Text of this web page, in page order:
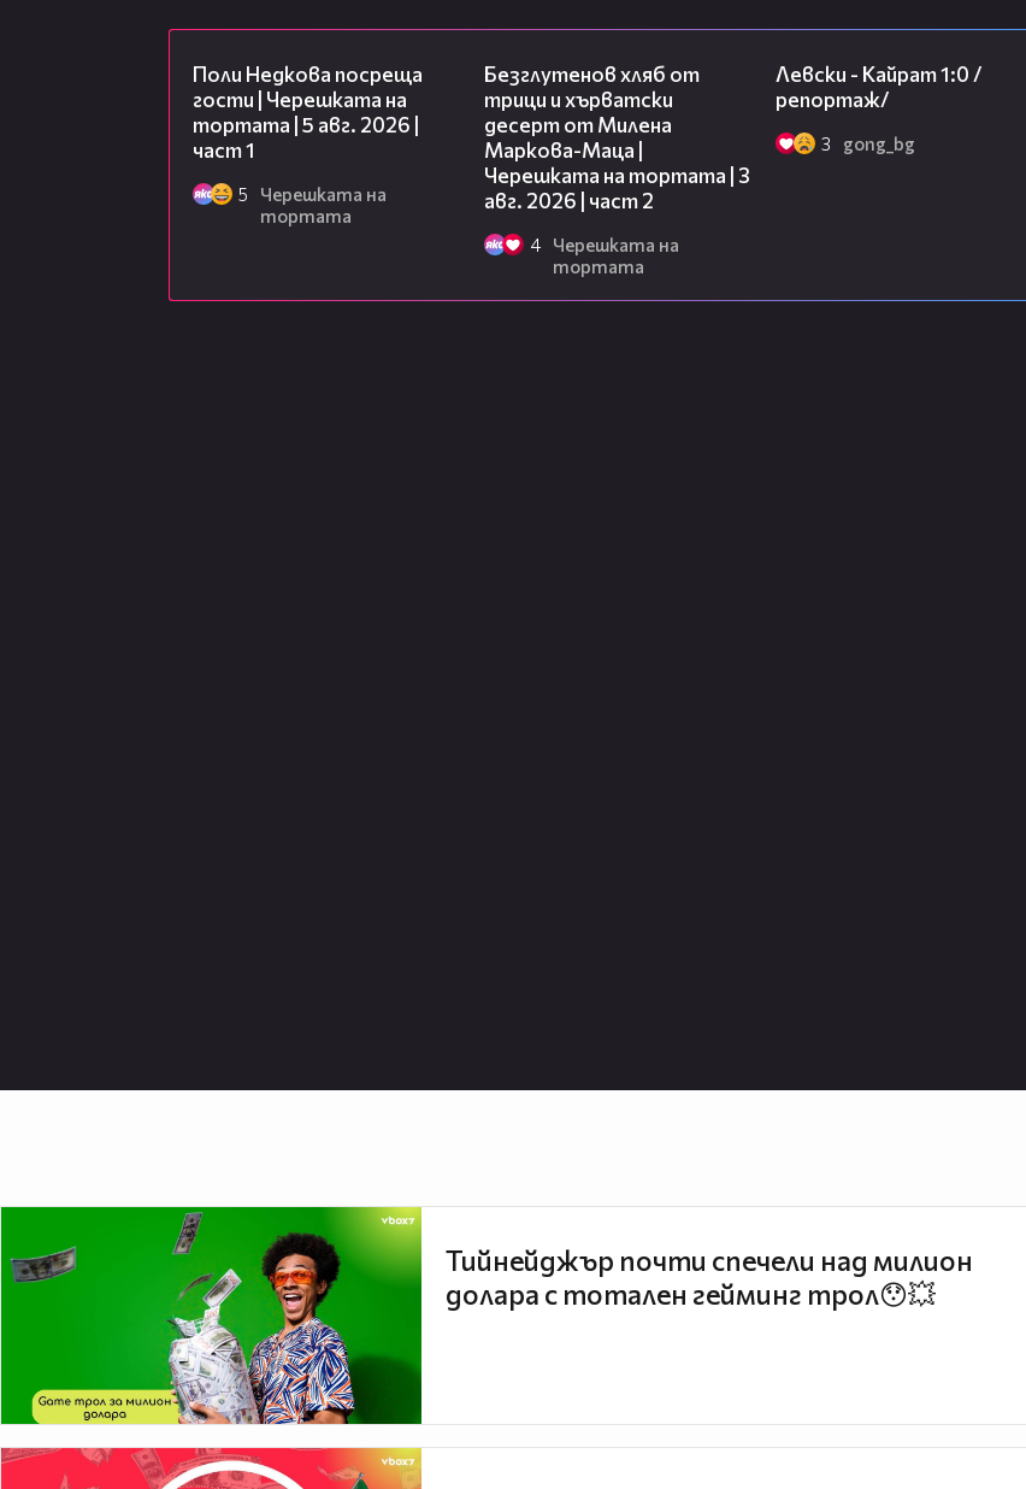
Поли Недкова посреща
гости | Черешката на
тортата | 5 авг. 2026 |
част 1
5
Черешката на
тортата
Безглутенов хляб от
трици и хърватски
десерт от Милена
Маркова-Маца |
Черешката на тортата | 3
авг. 2026 | част 2
4
Черешката на
тортата
Левски - Кайрат 1:0 /
репортаж/
3 gong_bg
Тийнейджър почти спечели над милион
долара с тотален гейминг трол😯💥